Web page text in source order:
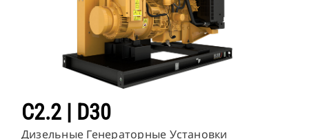
C2.2 | D30
Дизельные Генераторные Установки